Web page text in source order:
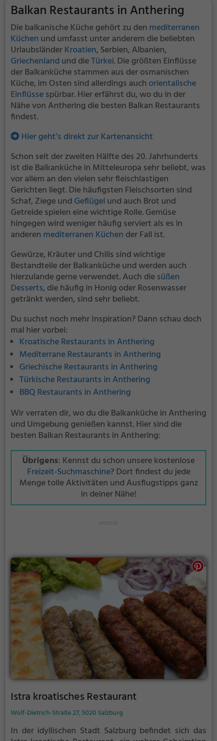
Balkan Restaurants in Anthering
Die balkanische Küche gehört zu den mediterranen
Küchen und umfasst unter anderem die beliebten
UrlaubsländerKroatien, Serbien, Albanien,
Griechenland und dieTürkei. Die größten Einflüsse
der Balkanküche stammen aus der osmanischen
Küche, im Osten sind allerdings auch orientalische
Einflüssespürbar. Hier erfährst du, wo du in der
Nähe von Anthering die besten Balkan Restaurants
findest.
Hier geht’s direkt zur Kartenansicht
Schon seit der zweiten Hälfte des 20. Jahrhunderts
ist die Balkanküche in Mitteleuropa sehr beliebt, was
vor allem an den vielen sehr fleischlastigen
Gerichten liegt. Die häufigsten Fleischsorten sind
Schaf, Ziege und Geflügel und auch Brot und
Getreide spielen eine wichtige Rolle. Gemüse
hingegen wird weniger häufig serviert als es in
anderen mediterranen Küchen der Fall ist.
Gewürze, Kräuter und Chilis sind wichtige
Bestandteile der Balkanküche und werden auch
hierzulande gerne verwendet. Auch diesüßen
Desserts, die häufig in Honig oder Rosenwasser
getränkt werden, sind sehr beliebt.
Du suchst noch mehr Inspiration? Dann schau doch
mal hier vorbei:
Kroatische Restaurants in Anthering
Mediterrane Restaurants in Anthering
Griechische Restaurants in Anthering
Türkische Restaurants in Anthering
BBQ Restaurants in Anthering
Wir verraten dir, wo du die Balkanküche in Anthering
und Umgebung genießen kannst. Hier sind die
besten Balkan Restaurants in Anthering:
Übrigens: Kennst du schon unsere kostenlose
Freizeit-Suchmaschine? Dort findest du jede
Menge tolle Aktivitäten und Ausflugstipps ganz
in deiner Nähe!
Istra kroatisches Restaurant
Wolf-Dietrich-Straße 27, 5020 Salzburg
In der idyllischen Stadt Salzburg befindet sich das